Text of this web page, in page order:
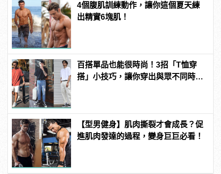
4個腹肌訓練動作，讓你這個夏天練
出精實6塊肌！
百搭單品也能很時尚！3招「T恤穿
搭」小技巧，讓你穿出與眾不同時髦
【型男健身】肌肉撕裂才會成長？促
進肌肉發達的過程，變身巨巨必看！